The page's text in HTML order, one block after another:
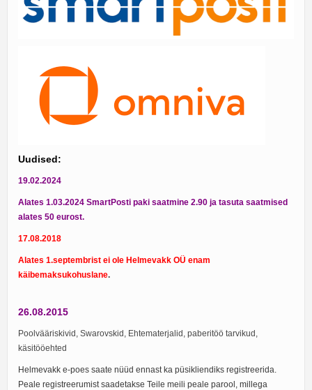
Uudised:
19.02.2024
Alates 1.03.2024 SmartPosti paki saatmine 2.90 ja tasuta saatmised
alates 50 eurost.
17.08.2018
Alates 1.septembrist ei ole Helmevakk OÜ enam
käibemaksukohuslane.
26.08.2015
Poolvääriskivid, Swarovskid, Ehtematerjalid, paberitöö tarvikud,
käsitööehted
Helmevakk e-poes saate nüüd ennast ka püsikliendiks registreerida.
Peale registreerumist saadetakse Teile meili peale parool, millega